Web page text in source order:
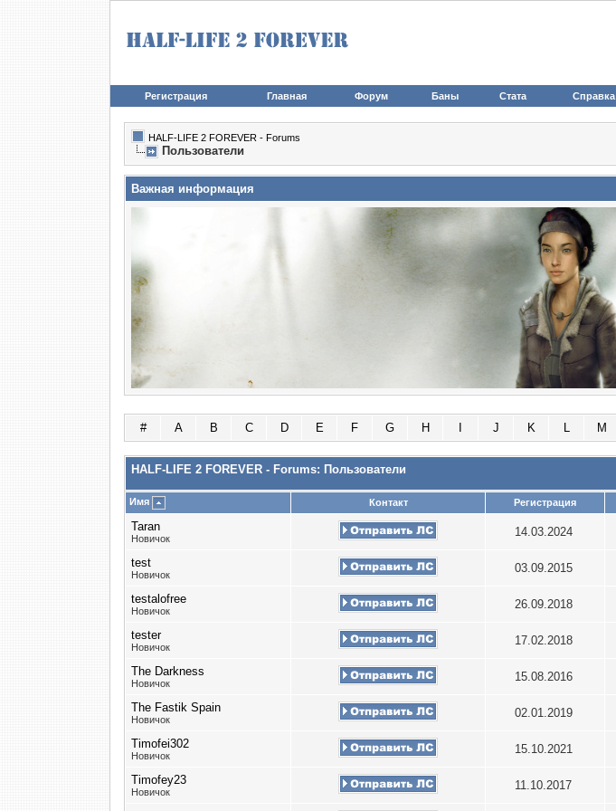
Регистрация Главная Форум Баны Стата Справка
HALF-LIFE 2 FOREVER - Forums
Пользователи
Важная информация
# A B C D E F G H J K L M
HALF-LIFE 2 FOREVER - Forums: Пользователи
Имя Контакт Регистрация
Taran
Новичок 14.03.2024
test
Новичок 03.09.2015
testalofree
Новичок 26.09.2018
tester
Новичок 17.02.2018
The Darkness
Новичок 15.08.2016
The Fastik Spain
Новичок 02.01.2019
Timofei302
Новичок 15.10.2021
Timofey23
Новичок 11.10.2017